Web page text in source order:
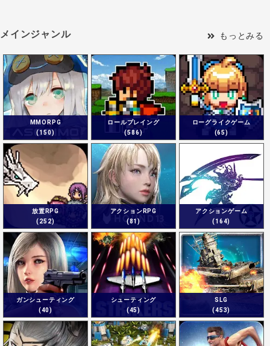
メインジャンル もっとみる
MMORPG
(150)
ロールプレイング
(586)
ローグライクゲーム
(65)
放置RPG
(252)
アクションRPG
(81)
アクションゲーム
(164)
ガンシューティング
(40)
シューティング
(45)
SLG
(453)